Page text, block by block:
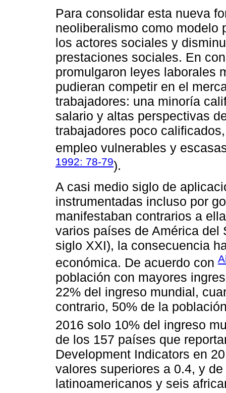
Para consolidar esta nueva
neoliberalismo como modelo
los actores sociales y
prestaciones sociales. En
promulgaron leyes laborales
pudieran competir en el
trabajadores: una minoría
salario y altas perspectivas
trabajadores poco
empleo vulnerables y
1992: 78-79).
A casi medio siglo de
instrumentadas incluso por
manifestaban contrarios a
varios países de América del
siglo XXI), la consecuencia
económica. De acuerdo con
población con mayores
22% del ingreso mundial,
contrario, 50% de la
2016 solo 10% del ingreso
de los 157 países que
Development Indicators en
valores superiores a 0.4, y
latinoamericanos y seis